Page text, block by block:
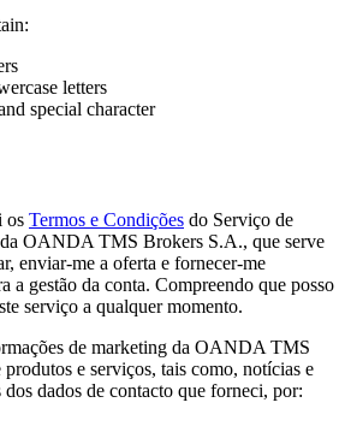
letters
special character
os Termos e Condições do Serviço de
OANDA TMS Brokers S.A., que serve
enviar-me a oferta e fornecer-me
a gestão da conta. Compreendo que posso
serviço a qualquer momento.
de marketing da OANDA TMS
e serviços, tais como, notícias e
dos dados de contacto que forneci, por: